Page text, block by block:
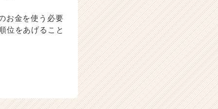
お金を使う必要
位をあげること